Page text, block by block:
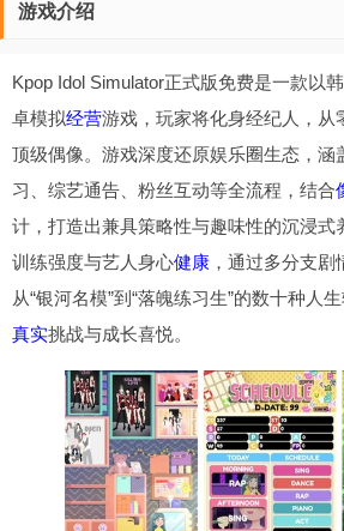
游戏介绍
Kpop Idol Simulator正式版免费是一款以
卓模拟经营游戏，玩家将化身经纪人，从
顶级偶像。游戏深度还原娱乐圈生态，涵
习、综艺通告、粉丝互动等全流程，结合
计，打造出兼具策略性与趣味性的沉浸式
训练强度与艺人身心健康 ，通过多分支剧
从“银河名模”到“落魄练习生”的数十种人
真实挑战与成长喜悦。